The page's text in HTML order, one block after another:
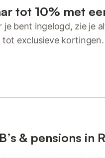
tot 10% met
je bent ingelogd, zie je
exclusieve kortingen.
& pensions in